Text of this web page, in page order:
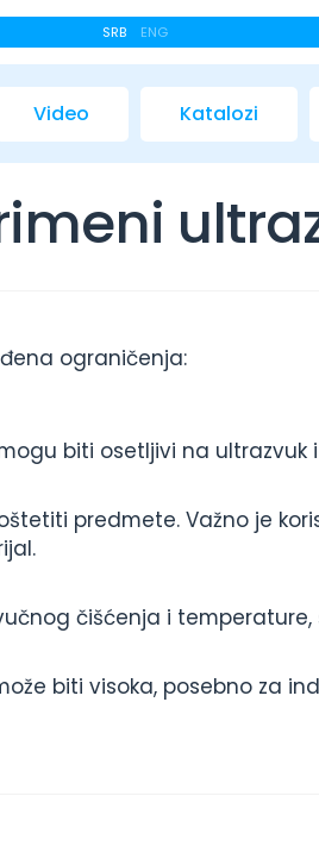
SRB ENG
Video Katalozi
ograničenja:
biti osetljivi na ultrazvuk
predmete. Važno je
čišćenja i
biti visoka, posebno za